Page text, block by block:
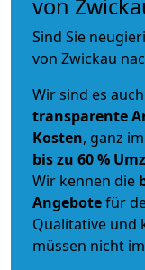
von
Sind Sie
von Zwickau
Wir sind es
transparente
Kosten, ganz
bis zu 60 %
Wir kennen die
Angebotefür
Qualitative und
müssen nicht